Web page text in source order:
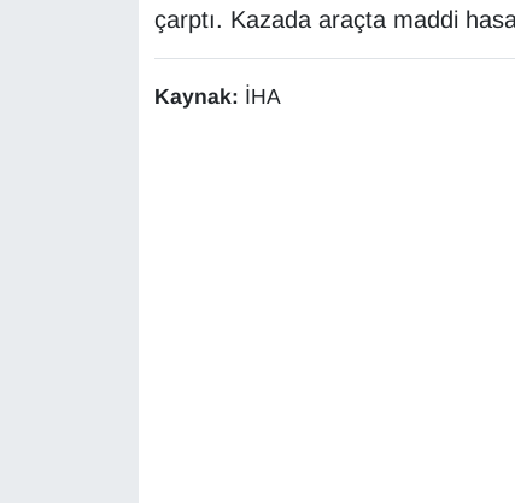
çarptı. Kazada araçta maddi
Kaynak: İHA
HABERDE İNSAN